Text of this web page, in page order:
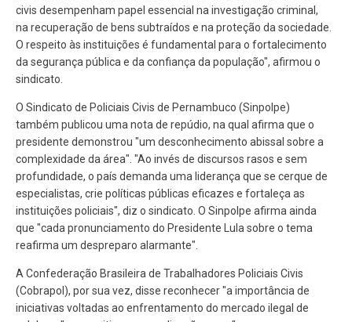
civis desempenham papel essencial na investigação criminal,
na recuperação de bens subtraídos e na proteção da sociedade.
O respeito às instituições é fundamental para o fortalecimento
da segurança pública e da confiança da população", afirmou o
sindicato.
O Sindicato de Policiais Civis de Pernambuco (Sinpolpe)
também publicou uma nota de repúdio, na qual afirma que o
presidente demonstrou "um desconhecimento abissal sobre a
complexidade da área". "Ao invés de discursos rasos e sem
profundidade, o país demanda uma liderança que se cerque de
especialistas, crie políticas públicas eficazes e fortaleça as
instituições policiais", diz o sindicato. O Sinpolpe afirma ainda
que "cada pronunciamento do Presidente Lula sobre o tema
reafirma um despreparo alarmante".
A Confederação Brasileira de Trabalhadores Policiais Civis
(Cobrapol), por sua vez, disse reconhecer "a importância de
iniciativas voltadas ao enfrentamento do mercado ilegal de